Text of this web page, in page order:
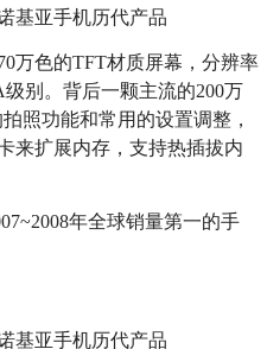
万色的TFT材质屏幕，分辨率
别。背后一颗主流的200万
照功能和常用的设置调整，
来扩展内存，支持热插拔内
年全球销量第一的手